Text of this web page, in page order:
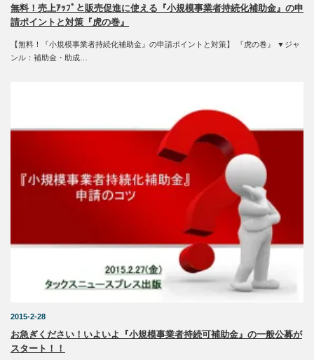
無料！売上ｱｯﾌﾟと販売促進に使える『小規模事業者持続化補助金』の申
請ポイントと対策『虎の巻』
【無料！『小規模事業者持続化補助金』の申請ポイントと対策】 『虎の巻』 ▼ジャ
ンル：補助金・助成…
2015-2-28
お急ぎください！いよいよ『小規模事業者持続可補助金』の一般公募が
スタート！！